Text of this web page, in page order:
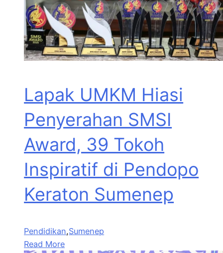
Lapak UMKM Hiasi
Penyerahan SMSI
Award, 39 Tokoh
Inspiratif di Pendopo
Keraton Sumenep
Pendidikan,Sumenep
Read More